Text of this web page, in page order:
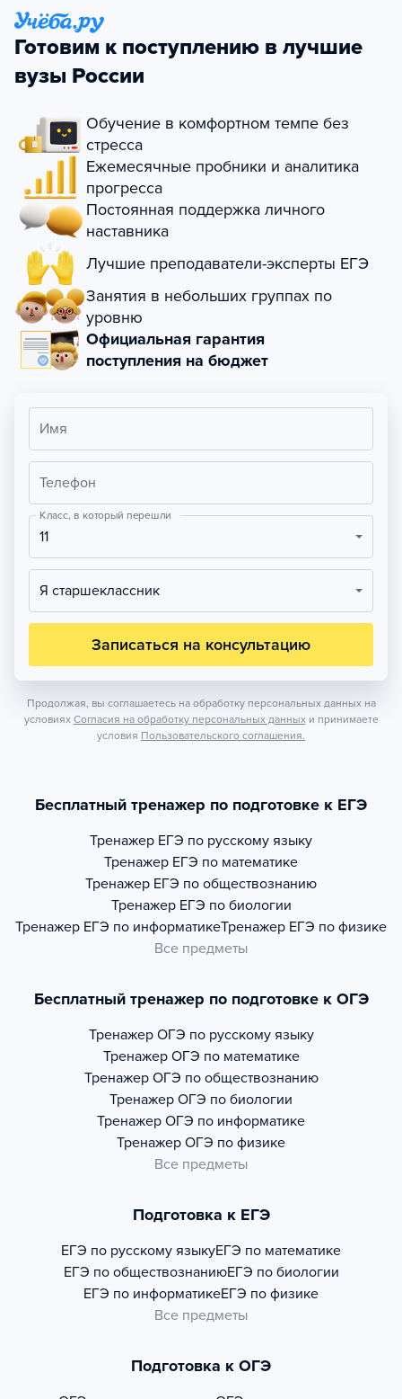
Готовим к поступлению в лучшие
вузы России
Обучение в комфортном темпе без
стресса
Ежемесячные пробники и аналитика
прогресса
Постоянная поддержка личного
наставника
Лучшие преподаватели-эксперты ЕГЭ
Занятия в небольших группах по
уровню
Официальная гарантия
поступления на бюджет
Имя
Телефон
Класс, в который перешли
11
Я старшеклассник
Записаться на консультацию
Продолжая, вы соглашаетесь на обработку персональных данных на
условиях Согласия на обработку персональных данных и принимаете
условия Пользовательского соглашения.
Бесплатный тренажер по подготовке к ЕГЭ
Тренажер ЕГЭ по русскому языку
Тренажер ЕГЭ по математике
Тренажер ЕГЭ по обществознанию
Тренажер ЕГЭ по биологии
Тренажер ЕГЭ по информатикеТренажер ЕГЭ по физике
Все предметы
Бесплатный тренажер по подготовке к ОГЭ
Тренажер ОГЭ по русскому языку
Тренажер ОГЭ по математике
Тренажер ОГЭ по обществознанию
Тренажер ОГЭ по биологии
Тренажер ОГЭ по информатике
Тренажер ОГЭ по физике
Все предметы
Подготовка к ЕГЭ
ЕГЭ по русскому языкуЕГЭ по математике
ЕГЭ по обществознаниюЕГЭ по биологии
ЕГЭ по информатикеЕГЭ по физике
Все предметы
Подготовка к ОГЭ